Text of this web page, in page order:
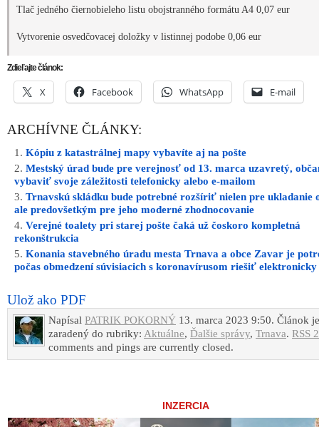
Tlač jedného čiernobieleho listu obojstranného formátu A4 0,07 eur
Vytvorenie osvedčovacej doložky v listinnej podobe 0,06 eur
Zdieľajte článok:
X Facebook WhatsApp E-mail
ARCHÍVNE ČLÁNKY:
Kópiu z katastrálnej mapy vybavíte aj na pošte
Mestský úrad bude pre verejnosť od 13. marca uzavretý,
vybaviť svoje záležitosti telefonicky alebo e-mailom
Trnavskú skládku bude potrebné rozšíriť nielen pre ukladanie
ale predovšetkým pre jeho moderné zhodnocovanie
Verejné toalety pri starej pošte čaká už čoskoro kompletná
rekonštrukcia
Konania stavebného úradu mesta Trnava a obce Zavar je
počas obmedzení súvisiacich s koronavírusom riešiť elektronicky
Ulož ako PDF
Napísal PATRIK POKORNÝ 13. marca 2023 9:50. Článok je
zaradený do rubriky: Aktuálne, Ďalšie správy, Trnava. RSS
comments and pings are currently closed.
INZERCIA